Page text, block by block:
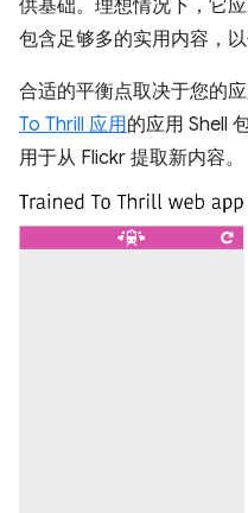
供基础。理想情况下，它
包含足够多的实用内容，
合适的平衡点取决于您的
To Thrill 应用的应用 Shell
用于从 Flickr 提取新内容。